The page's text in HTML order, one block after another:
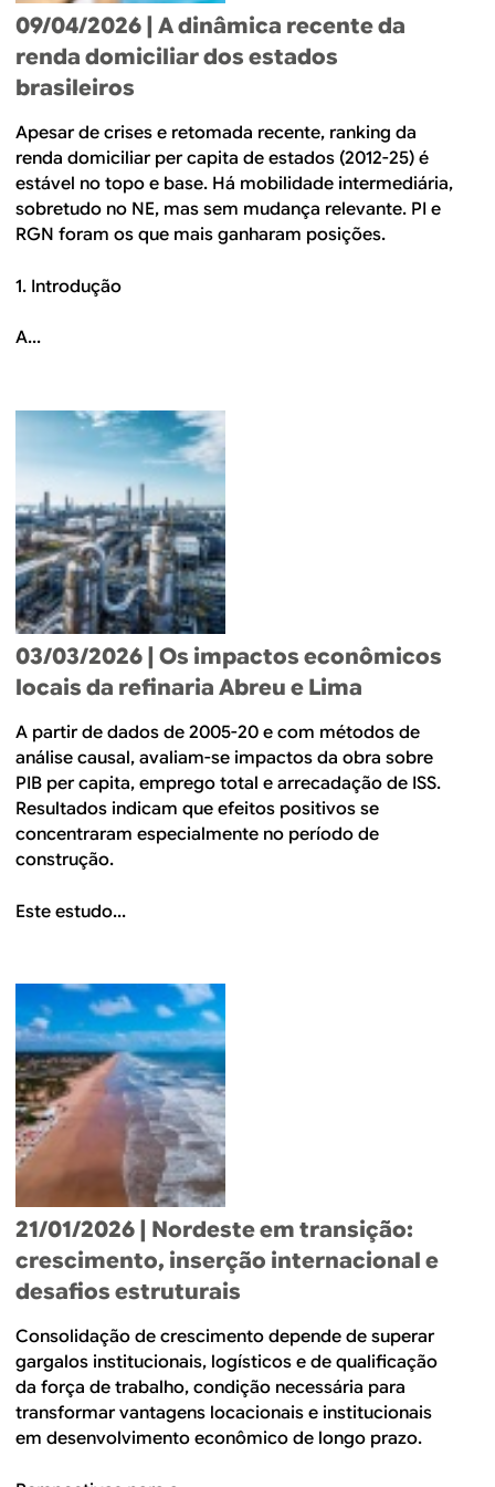
09/04/2026 | A dinâmica recente da
renda domiciliar dos estados
brasileiros
Apesar de crises e retomada recente, ranking da
renda domiciliar per capita de estados (2012-25) é
estável no topo e base. Há mobilidade intermediária,
sobretudo no NE, mas sem mudança relevante. PI e
RGN foram os que mais ganharam posições.
1. Introdução
A...
03/03/2026 | Os impactos econômicos
locais da refinaria Abreu e Lima
A partir de dados de 2005-20 e com métodos de
análise causal, avaliam-se impactos da obra sobre
PIB per capita, emprego total e arrecadação de ISS.
Resultados indicam que efeitos positivos se
concentraram especialmente no período de
construção.
Este estudo...
21/01/2026 | Nordeste em transição:
crescimento, inserção internacional e
desafios estruturais
Consolidação de crescimento depende de superar
gargalos institucionais, logísticos e de qualificação
da força de trabalho, condição necessária para
transformar vantagens locacionais e institucionais
em desenvolvimento econômico de longo prazo.